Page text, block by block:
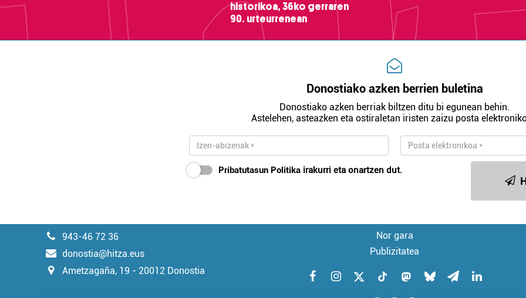
historikoa, 36ko gerraren
90. urteurrenean
Donostiako azken berrien buletina
Donostiako azken berriak biltzen ditu bi egunean behin.
Astelehen, asteazken eta ostiraletan iristen zaizu posta
Pribatutasun Politika irakurri eta onartzen dut.
943-46 72 36
donostia@hitza.eus
Ametzagaña, 19 - 20012 Donostia
Nor gara
Publizitatea